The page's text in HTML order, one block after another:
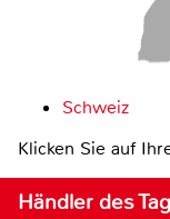
Schweiz
Klicken Sie auf
Händler des